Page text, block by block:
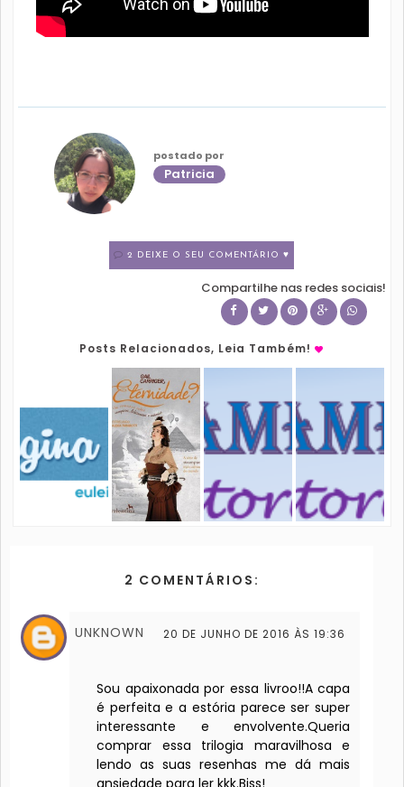
postado por
Patricia
2 DEIXE O SEU COMENTÁRIO ♥
Compartilhe nas redes sociais!
Posts Relacionados, Leia Também!
2 COMENTÁRIOS:
UNKNOWN 20 DE JUNHO DE 2016 ÀS 19:36
Sou apaixonada por essa livroo!!A capa
é perfeita e a estória parece ser super
interessante e envolvente.Queria
comprar essa trilogia maravilhosa e
lendo as suas resenhas me dá mais